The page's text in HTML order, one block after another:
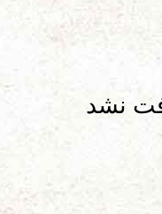
رویداد FILM EVENT
نشد